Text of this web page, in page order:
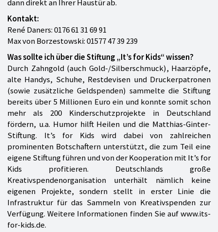
dann direkt an Ihrer Haustür ab.
Kontakt:
René Daners: 0176 61 31 69 91
Max von Borzestowski: 01577 47 39 239
Was sollte ich über die Stiftung „It’s for Kids“ wissen?
Durch Zahngold (auch Gold-/Silberschmuck), Haarzöpfe,
alte Handys, Schuhe, Restdevisen und Druckerpatronen
(sowie zusätzliche Geldspenden) sammelte die Stiftung
bereits über 5 Millionen Euro ein und konnte somit schon
mehr als 200 Kinderschutzprojekte in Deutschland
fördern, u.a. Humor hilft Heilen und die Matthias-Ginter-
Stiftung. It’s for Kids wird dabei von zahlreichen
prominenten Botschaftern unterstützt, die zum Teil eine
eigene Stiftung führen und von der Kooperation mit It’s for
Kids profitieren. Deutschlands große
Kreativspendenorganisation unterhält nämlich keine
eigenen Projekte, sondern stellt in erster Linie die
Infrastruktur für das Sammeln von Kreativspenden zur
Verfügung. Weitere Informationen finden Sie auf www.its-
for-kids.de.